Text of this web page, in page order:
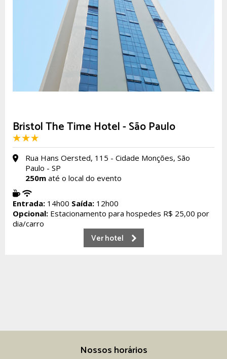
Bristol The Time Hotel - São Paulo
Rua Hans Oersted, 115 - Cidade Monções, São
Paulo - SP
250m até o local do evento
Entrada: 14h00 Saída: 12h00
Opcional: Estacionamento para hospedes R$ 25,00 por
dia/carro
Ver hotel
Nossos horários